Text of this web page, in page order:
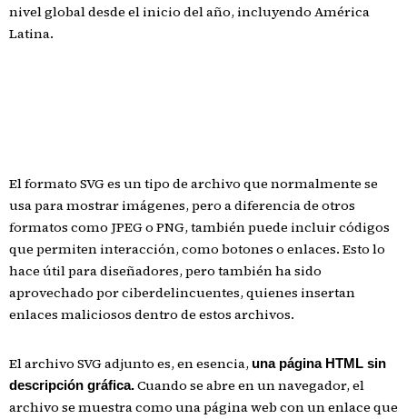
nivel global desde el inicio del año, incluyendo América
Latina.
El formato SVG es un tipo de archivo que normalmente se
usa para mostrar imágenes, pero a diferencia de otros
formatos como JPEG o PNG, también puede incluir códigos
que permiten interacción, como botones o enlaces. Esto lo
hace útil para diseñadores, pero también ha sido
aprovechado por ciberdelincuentes, quienes insertan
enlaces maliciosos dentro de estos archivos.
El archivo SVG adjunto es, en esencia, una página HTML sin
descripción gráfica.Cuando se abre en un navegador, el
archivo se muestra como una página web con un enlace que